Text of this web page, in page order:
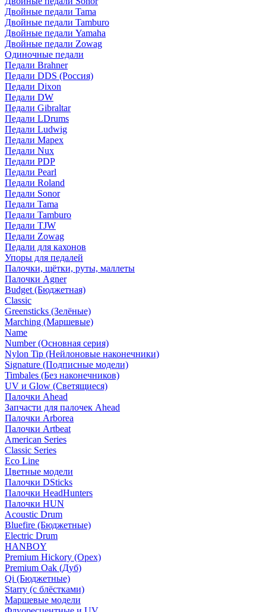
Двойные педали Tama
Двойные педали Tamburo
Двойные педали Yamaha
Двойные педали Zowag
Одиночные педали
Педали Brahner
Педали DDS (Россия)
Педали Dixon
Педали DW
Педали Gibraltar
Педали LDrums
Педали Ludwig
Педали Mapex
Педали Nux
Педали PDP
Педали Pearl
Педали Roland
Педали Sonor
Педали Tama
Педали Tamburo
Педали TJW
Педали Zowag
Педали для кахонов
Упоры для педалей
Палочки, щётки, руты, маллеты
Палочки Agner
Budget (Бюджетная)
Classic
Greensticks (Зелёные)
Marching (Маршевые)
Name
Number (Основная серия)
Nylon Tip (Нейлоновые наконечники)
Signature (Подписные модели)
Timbales (Без наконечников)
UV и Glow (Светящиеся)
Палочки Ahead
Запчасти для палочек Ahead
Палочки Arborea
Палочки Artbeat
American Series
Classic Series
Eco Line
Цветные модели
Палочки DSticks
Палочки HeadHunters
Палочки HUN
Acoustic Drum
Bluefire (Бюджетные)
Electric Drum
HANBOY
Premium Hickory (Орех)
Premium Oak (Дуб)
Qi (Бюджетные)
Starry (с блёстками)
Маршевые модели